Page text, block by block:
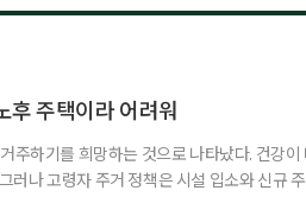
후 주택이라 어려워
주하기를 희망하는 것으로 나타났다. 건강이
러나 고령자 주거 정책은 시설 입소와 신규